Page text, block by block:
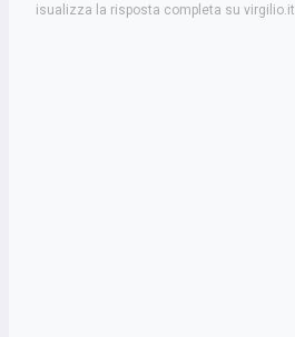
isualizza la risposta completa su virgilio.it